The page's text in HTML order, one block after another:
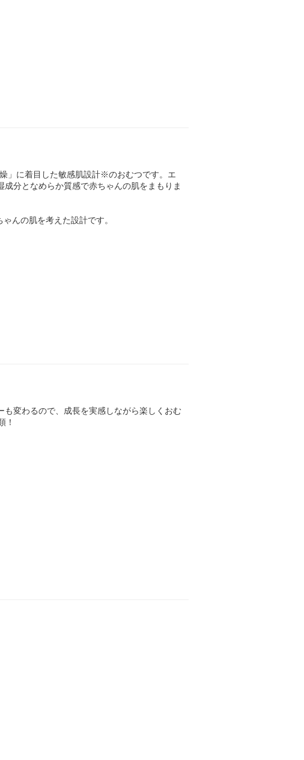
」に着目した敏感肌設計※のおむつです。エ
分となめらか質感で赤ちゃんの肌をまもりま
んの肌を考えた設計です。
変わるので、成長を実感しながら楽しくおむ
！